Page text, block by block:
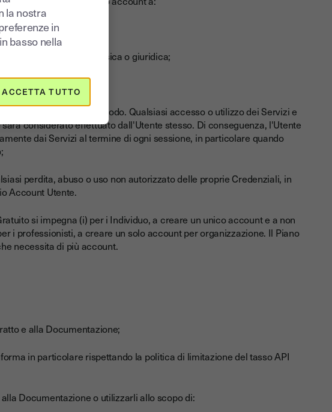
propria identità;
di un'altra persona fisica o giuridica;
caso di modifiche;
divulgarle in alcun modo. Qualsiasi accesso o utilizzo dei Servizi e
considerato effettuato dall'Utente stesso. Di conseguenza, l'Utente
dai Servizi al termine di ogni sessione, in particolare quando
perdita, abuso o uso non autorizzato delle proprie Credenziali, in
Account Utente.
si impegna (i) per i Individuo, a creare un unico account e a non
i professionisti, a creare un solo account per organizzazione. Il Piano
necessita di più account.
e alla Documentazione;
in particolare rispettando la politica di limitazione del tasso API
Documentazione o utilizzarli allo scopo di:
la nostra
in
basso nella
ACCETTA TUTTO